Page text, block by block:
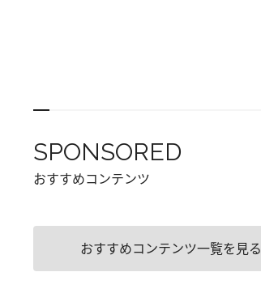
SPONSORED
おすすめコンテンツ
おすすめコンテンツ一覧を見る